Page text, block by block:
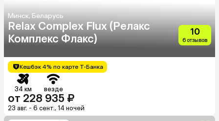
Минск, Беларусь
Relax Complex Flux (Релакс
Комплекс Флакс)
10
6 отзывов
Кешбэк 4% по карте Т-Банка
34 км везде
от 228 935 ₽
23 авг. - 6 сент., 14 ночей